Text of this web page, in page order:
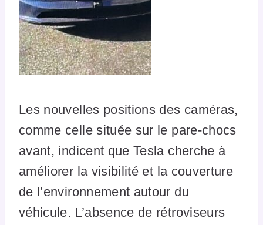
Les nouvelles positions des caméras,
comme celle située sur le pare-chocs
avant, indicent que Tesla cherche à
améliorer la visibilité et la couverture
de l’environnement autour du
véhicule. L’absence de rétroviseurs